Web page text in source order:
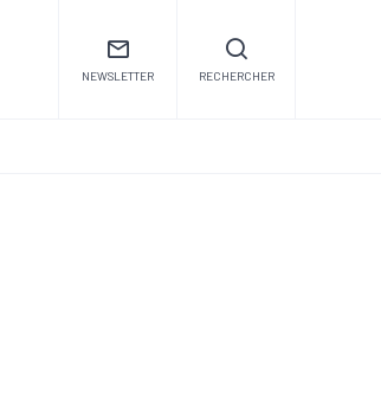
NEWSLETTER RECHERCHER